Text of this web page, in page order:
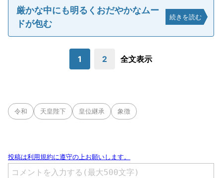
厳かな中にも明るくおだやかなムー
ドが包む
続きを読む
1 2 全文表示
令和 天皇陛下 皇位継承 象徴